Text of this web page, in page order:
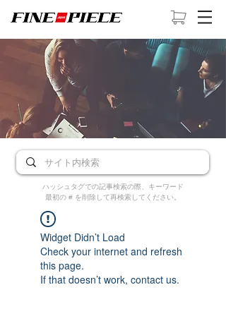
ハッシュタグでの記事検索の際、キーワード
最初の # を削除して再検索してください。
Widget Didn’t Load
Check your internet and refresh
this page.
If that doesn’t work, contact us.